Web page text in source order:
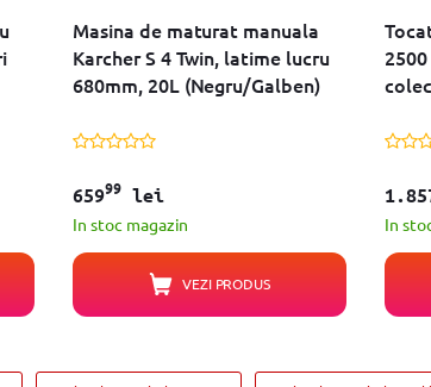
Masina de maturat manuala
Karcher S 4 Twin, latime lucru
680mm, 20L (Negru/Galben)
65999lei
In stoc magazin
VEZI PRODUS
In